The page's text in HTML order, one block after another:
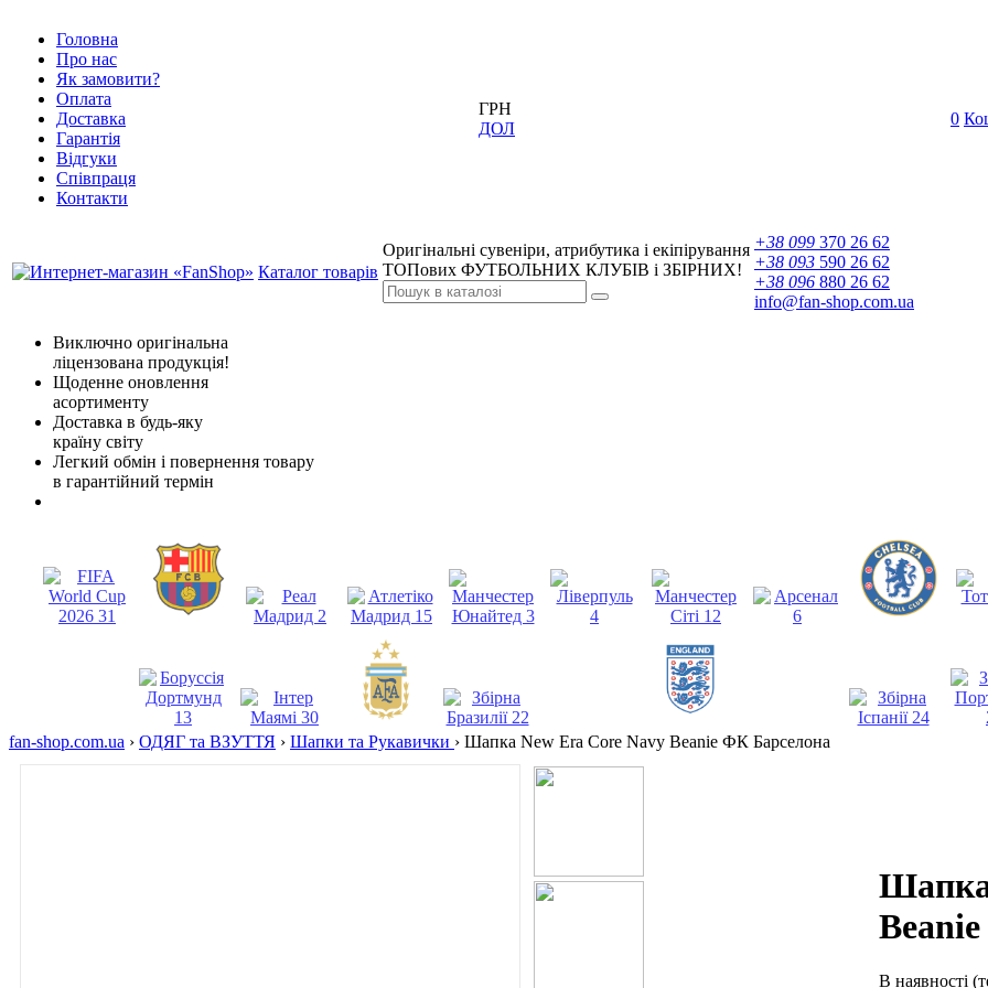
Головна
Про нас
Як замовити?
Оплата
Доставка
Гарантія
Відгуки
Співпраця
Контакти
ГРН
ДОЛ
0
Каталог товарів
Оригінальні сувеніри, атрибутика і екіпірування
ТОПових ФУТБОЛЬНИХ КЛУБІВ і ЗБІРНИХ!
+38 099 370 26 62
+38 093 590 26 62
+38 096 880 26 62
info@fan-shop.com.ua
Виключно оригінальна
ліцензована продукція!
Щоденне оновлення
асортименту
Доставка в будь-яку
країну світу
Легкий обмін і повернення товару
в гарантійний термін
fan-shop.com.ua › ОДЯГ та ВЗУТТЯ › Шапки та Рукавички › Шапка New Era Core Navy Beanie ФК Барселона
Шапка
В наявності